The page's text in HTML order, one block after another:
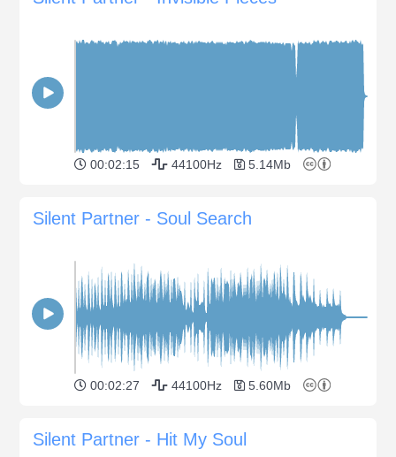
00:02:15 44100Hz 5.14Mb
Silent Partner - Soul Search
00:02:27 44100Hz 5.60Mb
Silent Partner - Hit My Soul